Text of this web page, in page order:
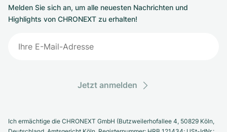
Melden Sie sich an, um alle neuesten Nachrichten und
Highlights von CHRONEXT zu erhalten!
Jetzt anmelden
Ich ermächtige die CHRONEXT GmbH (Butzweilerhofallee 4, 50829 Köln,